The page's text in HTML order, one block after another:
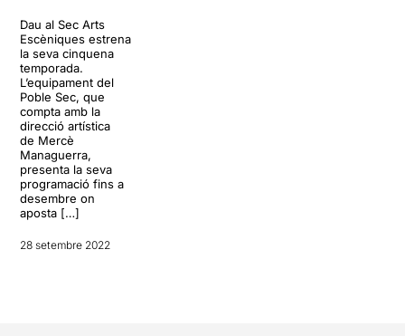
Dau al Sec Arts
Escèniques estrena
la seva cinquena
temporada.
L’equipament del
Poble Sec, que
compta amb la
direcció artística
de Mercè
Managuerra,
presenta la seva
programació fins a
desembre on
aposta […]
28 setembre 2022